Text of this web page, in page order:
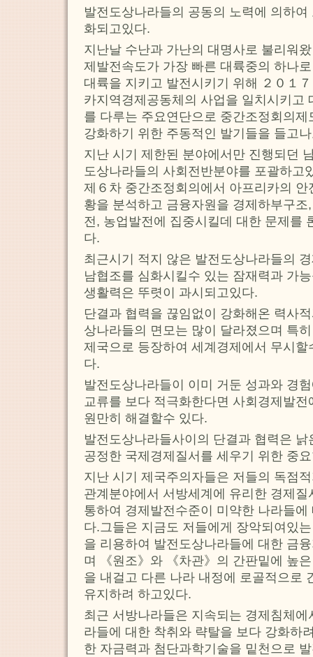
발전도상나라들의 공동의 노력에 의하
화되고있다.
지난날 수난과 가난의 대명사로 불리워
제발전속도가 가장 빠른 대륙중의 하나
대륙을 지키고 발전시키기 위해 ２０１
카지역경제공동체의 사업을 일치시키고
를 다루는 주요연단으로 중간조정회의
강화하기 위한 주동적인 발기들을 들고
지난 시기 제한된 분야에서만 진행되던
도상나라들의 사회전반분야를 포괄하고
제６차 중간조정회의에서 아프리카의
황을 분석하고 금융자원을 경제하부구
전, 농업발전에 집중시킬데 대한 문제를
다.
최근시기 적지 않은 발전도상나라들의
남협조를 심화시킬수 있는 잠재력과 가
생활력은 뚜렷이 과시되고있다.
단결과 협력을 끊임없이 강화해온 력사
상나라들의 면모는 많이 달라졌으며 특
제국으로 등장하여 세계경제에서 무시
다.
발전도상나라들이 이미 거둔 성과와 경
교류를 보다 적극화한다면 사회경제발
원만히 해결할수 있다.
발전도상나라들사이의 단결과 협력은
공정한 국제경제질서를 세우기 위한 중
지난 시기 제국주의자들은 저들의 독점
관계분야에서 서방세계에 유리한 경제
통하여 경제발전수준이 미약한 나라들
다.그들은 지금도 저들에게 장악되여있
을 리용하여 발전도상나라들에 대한 금
며 《원조》와 《차관》의 간판밑에 높
을 내걸고 다른 나라 내정에 로골적으로
유지하려 하고있다.
최근 서방나라들은 지속되는 경제침체
라들에 대한 착취와 략탈을 보다 강화하
한 자금력과 첨단과학기술을 밑천으로